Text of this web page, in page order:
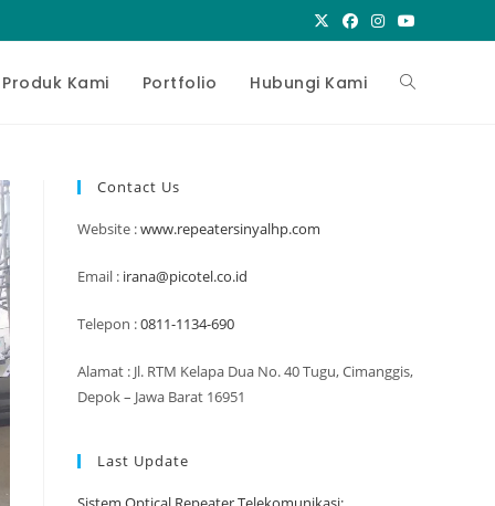
Produk Kami Portfolio Hubungi Kami Toggle
Contact Us
Website :www.repeatersinyalhp.com
Email : irana@picotel.co.id
Telepon :0811-1134-690
Alamat : Jl. RTM Kelapa Dua No. 40 Tugu, Cimanggis,
Depok – Jawa Barat 16951
Last Update